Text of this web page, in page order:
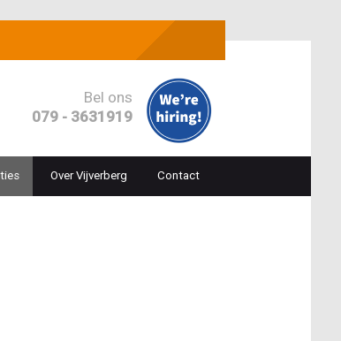
Bel ons
079 - 3631919
Over Vijverberg Contact